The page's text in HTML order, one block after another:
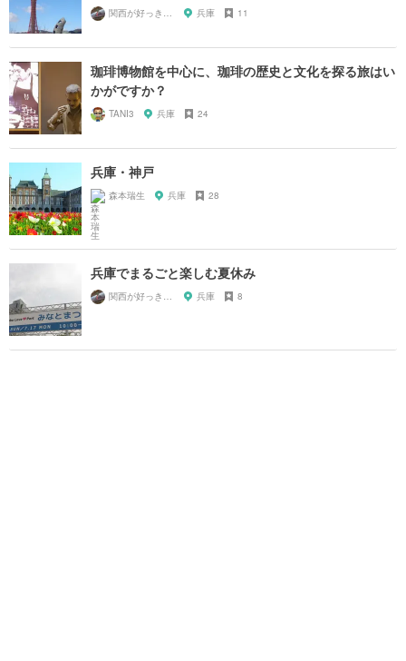
関西が好っきゃねん 兵庫 11
珈琲博物館を中心に、珈琲の歴史と文化を探る旅はい
かがですか？
TANI3 兵庫 24
兵庫・神戸
森本瑞生 兵庫 28
兵庫でまるごと楽しむ夏休み
関西が好っきゃねん 兵庫 8